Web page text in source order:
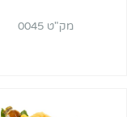
מק"ט 0045